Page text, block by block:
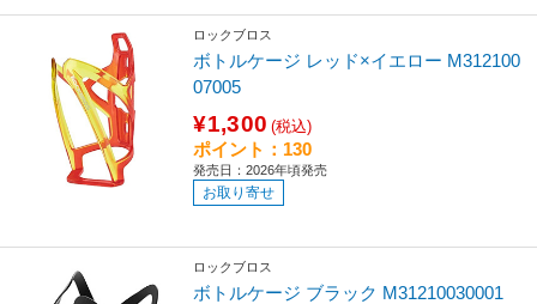
ロックブロス
ボトルケージ レッド×イエロー M312100
07005
¥1,300 (税込)
ポイント：130
発売日：2026年頃発売
お取り寄せ
ロックブロス
ボトルケージ ブラック M31210030001